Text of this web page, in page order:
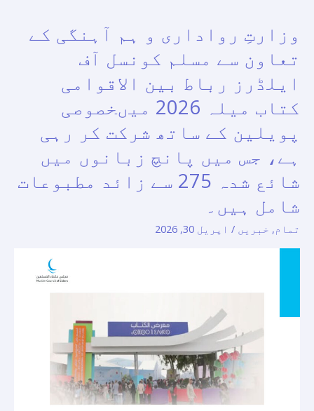
وزارتِ رواداری و ہم آہنگی کے
تعاون سے مسلم کونسل آف
ایلڈرز رباط بین الاقوامی
کتاب میلہ 2026 میںخصوصی
پویلین کے ساتھ شرکت کر رہی
ہے، جس میں پانچ زبانوں میں
شائع شدہ 275 سے زائد مطبوعات
شامل ہیں۔
تمام, خبریں / اپریل 30, 2026
وزارتِ
رواداری
و
ہم
آہنگی
تعاون
سے
مسلم
کونسل
ایلڈرز
الاقوامی
کتاب